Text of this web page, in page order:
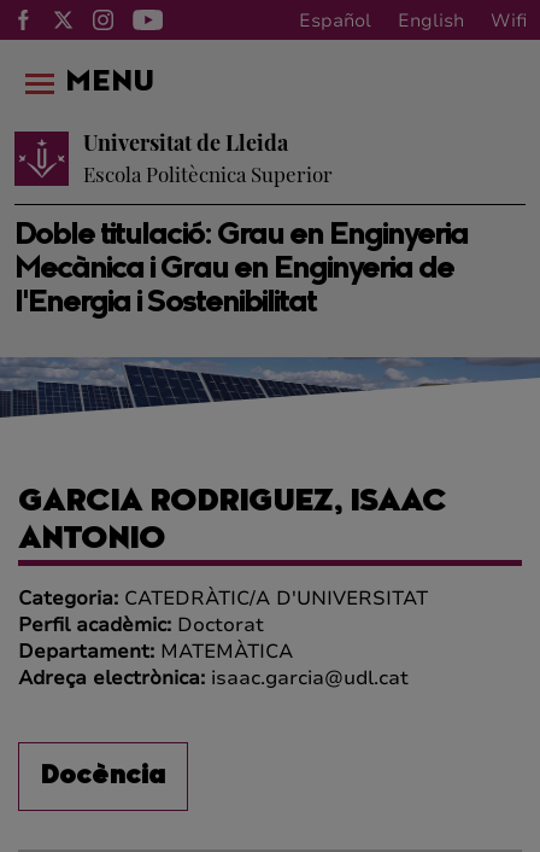
Español English Wifi
Doble titulació: Grau en Enginyeria
Mecànica i Grau en Enginyeria de
l'Energia i Sostenibilitat
Universitat de Lleida
Escola Politècnica Superior
MENU
GARCIA RODRIGUEZ, ISAAC
ANTONIO
Categoria: CATEDRÀTIC/A D'UNIVERSITAT
Perfil acadèmic: Doctorat
Departament: MATEMÀTICA
Adreça electrònica: isaac.garcia@udl.cat
Docència